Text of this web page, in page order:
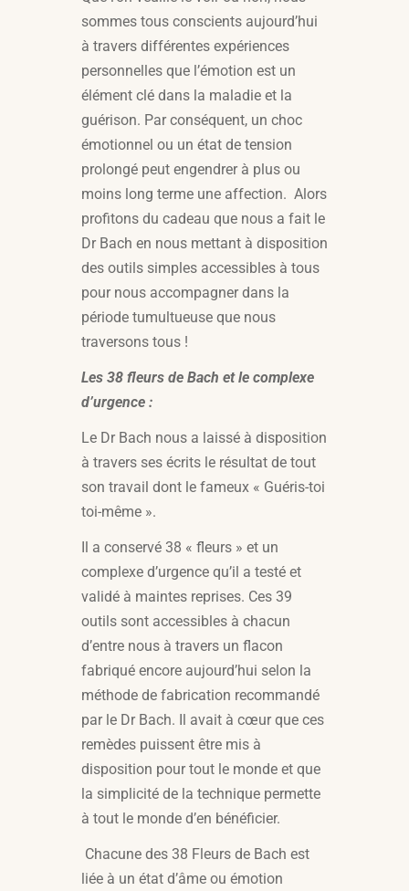
sommes tous conscients aujourd’hui
à travers différentes expériences
personnelles que l’émotion est un
élément clé dans la maladie et la
guérison. Par conséquent, un choc
émotionnel ou un état de tension
prolongé peut engendrer à plus ou
moins long terme une affection. Alors
profitons du cadeau que nous a fait le
Dr Bach en nous mettant à disposition
des outils simples accessibles à tous
pour nous accompagner dans la
période tumultueuse que nous
traversons tous !
Les 38 fleurs de Bach et le complexe
d’urgence :
Le Dr Bach nous a laissé à disposition
à travers ses écrits le résultat de tout
son travail dont le fameux « Guéris-toi
toi-même ».
Il a conservé 38 « fleurs » et un
complexe d’urgence qu’il a testé et
validé à maintes reprises. Ces 39
outils sont accessibles à chacun
d’entre nous à travers un flacon
fabriqué encore aujourd’hui selon la
méthode de fabrication recommandé
par le Dr Bach. Il avait à cœur que ces
remèdes puissent être mis à
disposition pour tout le monde et que
la simplicité de la technique permette
à tout le monde d’en bénéficier.
Chacune des 38 Fleurs de Bach est
liée à un état d’âme ou émotion